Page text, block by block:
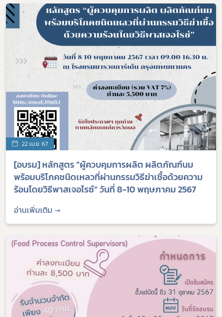
22 เม.ย. 67
[อบรม] หลักสูตร "ผู้ควบคุมการผลิต ผลิตภัณฑ์นม
พร้อมบริโภคชนิดเหลวที่ผ่านกรรมวิธีฆ่าเชื้อด้วยความ
ร้อนโดยวิธีพาสเจอไรซ์” วันที่ 8-10 พฤษภาคม 2567
อ่านเพิ่มเติม →